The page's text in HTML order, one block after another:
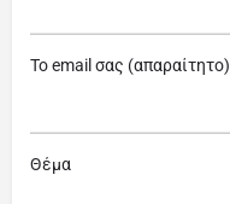
Το email σας (απαραίτητο)
Θέμα